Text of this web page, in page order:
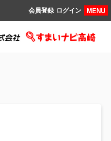
MENU
ログイン
会員登録